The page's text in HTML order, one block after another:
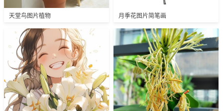
天堂鸟图片植物 月季花图片简笔画